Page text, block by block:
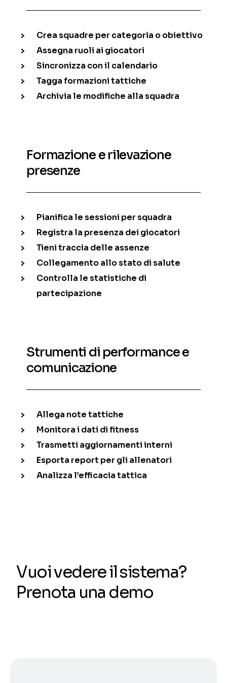
Crea squadre per categoria o obiettivo
Assegna ruoli ai giocatori
Sincronizza con il calendario
Tagga formazioni tattiche
Archivia le modifiche alla squadra
Formazione e rilevazione
presenze
Pianifica le sessioni per squadra
Registra la presenza dei giocatori
Tieni traccia delle assenze
Collegamento allo stato di salute
Controlla le statistiche di
partecipazione
Strumenti di performance e
comunicazione
Allega note tattiche
Monitora i dati di fitness
Trasmetti aggiornamenti interni
Esporta report per gli allenatori
Analizza l’efficacia tattica
Vuoi vedere il sistema?
Prenota una demo